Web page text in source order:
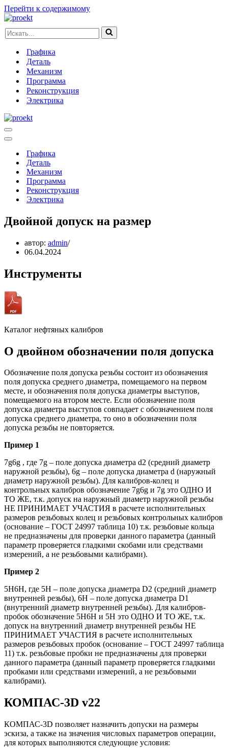
Перейти к содержимому
Искать...
Графика
Деталь
Механизм
Программа
Реконструкция
Электрика
Меню
навигации
Меню
навигацииГрафика
Деталь
Механизм
Программа
Реконструкция
Электрика
Двойной допуск на размер
автор: admin
06.04.2024
Инструменты
Каталог нефтяных калибров
О двойном обозначении поля допуска
Обозначение поля допуска резьбы состоит из обозначения
поля допуска среднего диаметра, помещаемого на первом
месте, и обозначения поля допуска диаметры выступов,
помещаемого на втором месте. Если обозначение поля
допуска диаметра выступов совпадает с обозначением поля
допуска среднего диаметра, то оно в обозначении поля
допуска резьбы не повторяется.
Пример 1
7g6g , где 7g – поле допуска диаметра d2 (средний диаметр
наружной резьбы), 6g – поле допуска диаметра d (наружный
диаметр наружной резьбы). Для калибров-колец и
контрольных калибров обозначение 7g6g и 7g это ОДНО И
ТО ЖЕ, т.к. допуск на наружный диаметр наружной резьбы
НЕ ПРИНИМАЕТ УЧАСТИЯ в расчете исполнительных
размеров резьбовых колец и резьбовых контрольных калибров
(основание – ГОСТ 24997 таблица 10) т.к. резьбовые кольца
не предназначены для проверки данного параметра (данный
параметр проверяется гладкими скобами или средствами
измерений, а не резьбовыми калибрами).
Пример 2
5Н6Н, где 5Н – поле допуска диаметра D2 (средний диаметр
внутренней резьбы), 6Н – поле допуска диаметра D1
(внутренний диаметр внутренней резьбы). Для калибров-
пробок обозначение 5Н6Н и 5Н это ОДНО И ТО ЖЕ, т.к.
допуск на внутренний диаметр внутренней резьбы НЕ
ПРИНИМАЕТ УЧАСТИЯ в расчете исполнительных
размеров резьбовых пробок (основание – ГОСТ 24997 таблица
11) т.к. резьбовые пробки не предназначены для проверки
данного параметра (данный параметр проверяется гладкими
пробками или средствами измерений, а не резьбовыми
калибрами).
КОМПАС-3D v22
КОМПАС-3D позволяет назначить допуски на размеры
эскиза, а также на значения числовых параметров операции,
для которых выполняются следующие условия: